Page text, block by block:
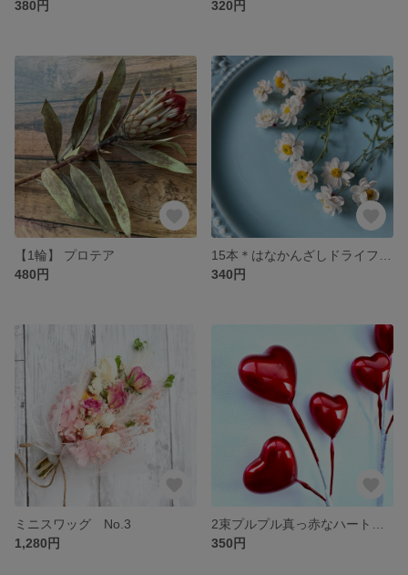
380円
320円
【1輪】 プロテア
480円
340円
ミニスワッグ No.3
1,280円
350円